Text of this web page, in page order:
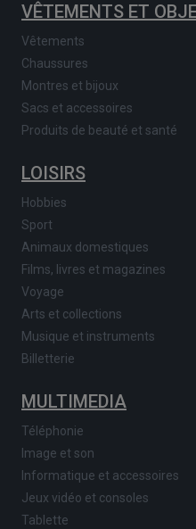
VÊTEMENTS ET
Vêtements
Chaussures
Montres et bijoux
Sacs et accessoires
Produits de beauté et santé
LOISIRS
Hobbies
Sport
Animaux domestiques
Films, livres et magazines
Voyage
Arts et collections
Musique et instruments
Billetterie
MULTIMEDIA
Téléphonie
Image et son
Informatique et accessoires
Jeux vidéo et consoles
Tablette